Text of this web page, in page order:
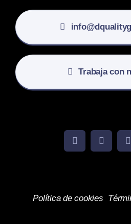
Trabaja con
Política de cookies